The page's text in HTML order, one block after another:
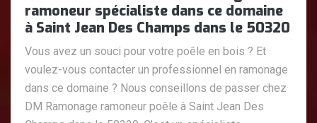
ramoneur spécialiste dans ce domaine
à Saint Jean Des Champs dans le 50320
Vous avez un souci pour votre poêle en bois ? Et
voulez-vous contacter un professionnel en ramonage
dans ce domaine ? Nous conseillons de passer chez
DM Ramonage ramoneur poêle à Saint Jean Des